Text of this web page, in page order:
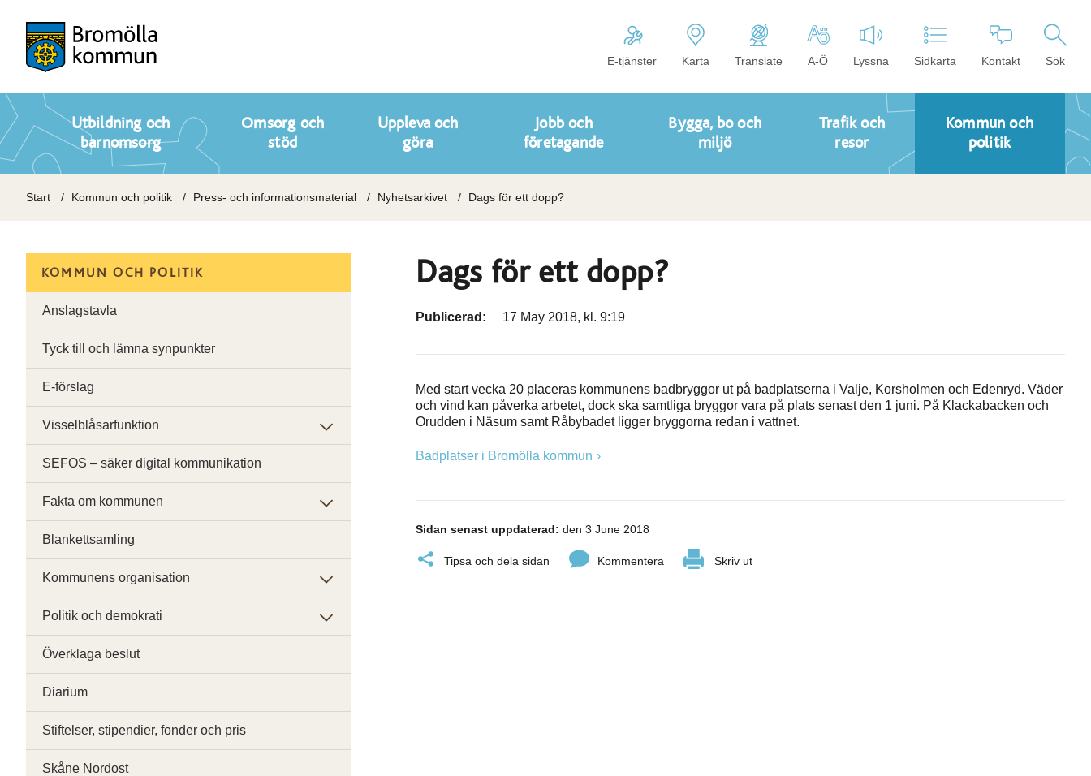
E-tjänster Karta Translate A-Ö Lyssna Sidkarta Kontakt Sök
Utbildning och
barnomsorg
Omsorg och
stöd
Uppleva och
göra
Jobb och
företagande
Bygga, bo och
miljö
Trafik och
resor
Kommun och
politik
Start Kommun och politik Press- och informationsmaterial Nyhetsarkivet Dags för ett dopp?
Dags för ett dopp?
Publicerad: 17 May 2018, kl. 9:19
Med start vecka 20 placeras kommunens badbryggor ut på badplatserna i Valje, Korsholmen och Edenryd. Väder
och vind kan påverka arbetet, dock ska samtliga bryggor vara på plats senast den 1 juni. På Klackabacken och
Orudden i Näsum samt Råbybadet ligger bryggorna redan i vattnet.
Badplatser i Bromölla kommun
Sidan senast uppdaterad: den 3 June 2018
Tipsa och dela sidan Kommentera Skriv ut
KOMMUN OCH POLITIK
Anslagstavla
Tyck till och lämna synpunkter
E-förslag
Visselblåsarfunktion
SEFOS – säker digital kommunikation
Fakta om kommunen
Blankettsamling
Kommunens organisation
Politik och demokrati
Överklaga beslut
Diarium
Stiftelser, stipendier, fonder och pris
Skåne Nordost